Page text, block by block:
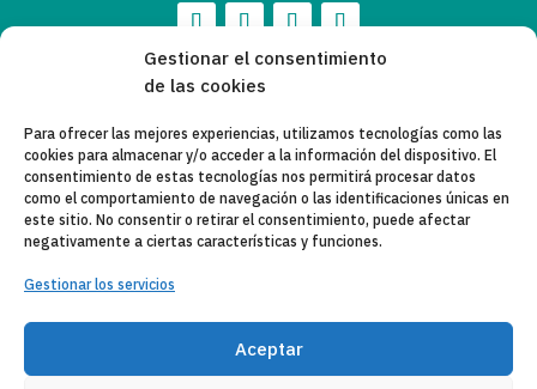
Gestionar el consentimiento
de las cookies
Para ofrecer las mejores experiencias, utilizamos tecnologías como las
cookies para almacenar y/o acceder a la información del dispositivo. El
consentimiento de estas tecnologías nos permitirá procesar datos
como el comportamiento de navegación o las identificaciones únicas en
este sitio. No consentir o retirar el consentimiento, puede afectar
negativamente a ciertas características y funciones.
Gestionar los servicios
Aceptar